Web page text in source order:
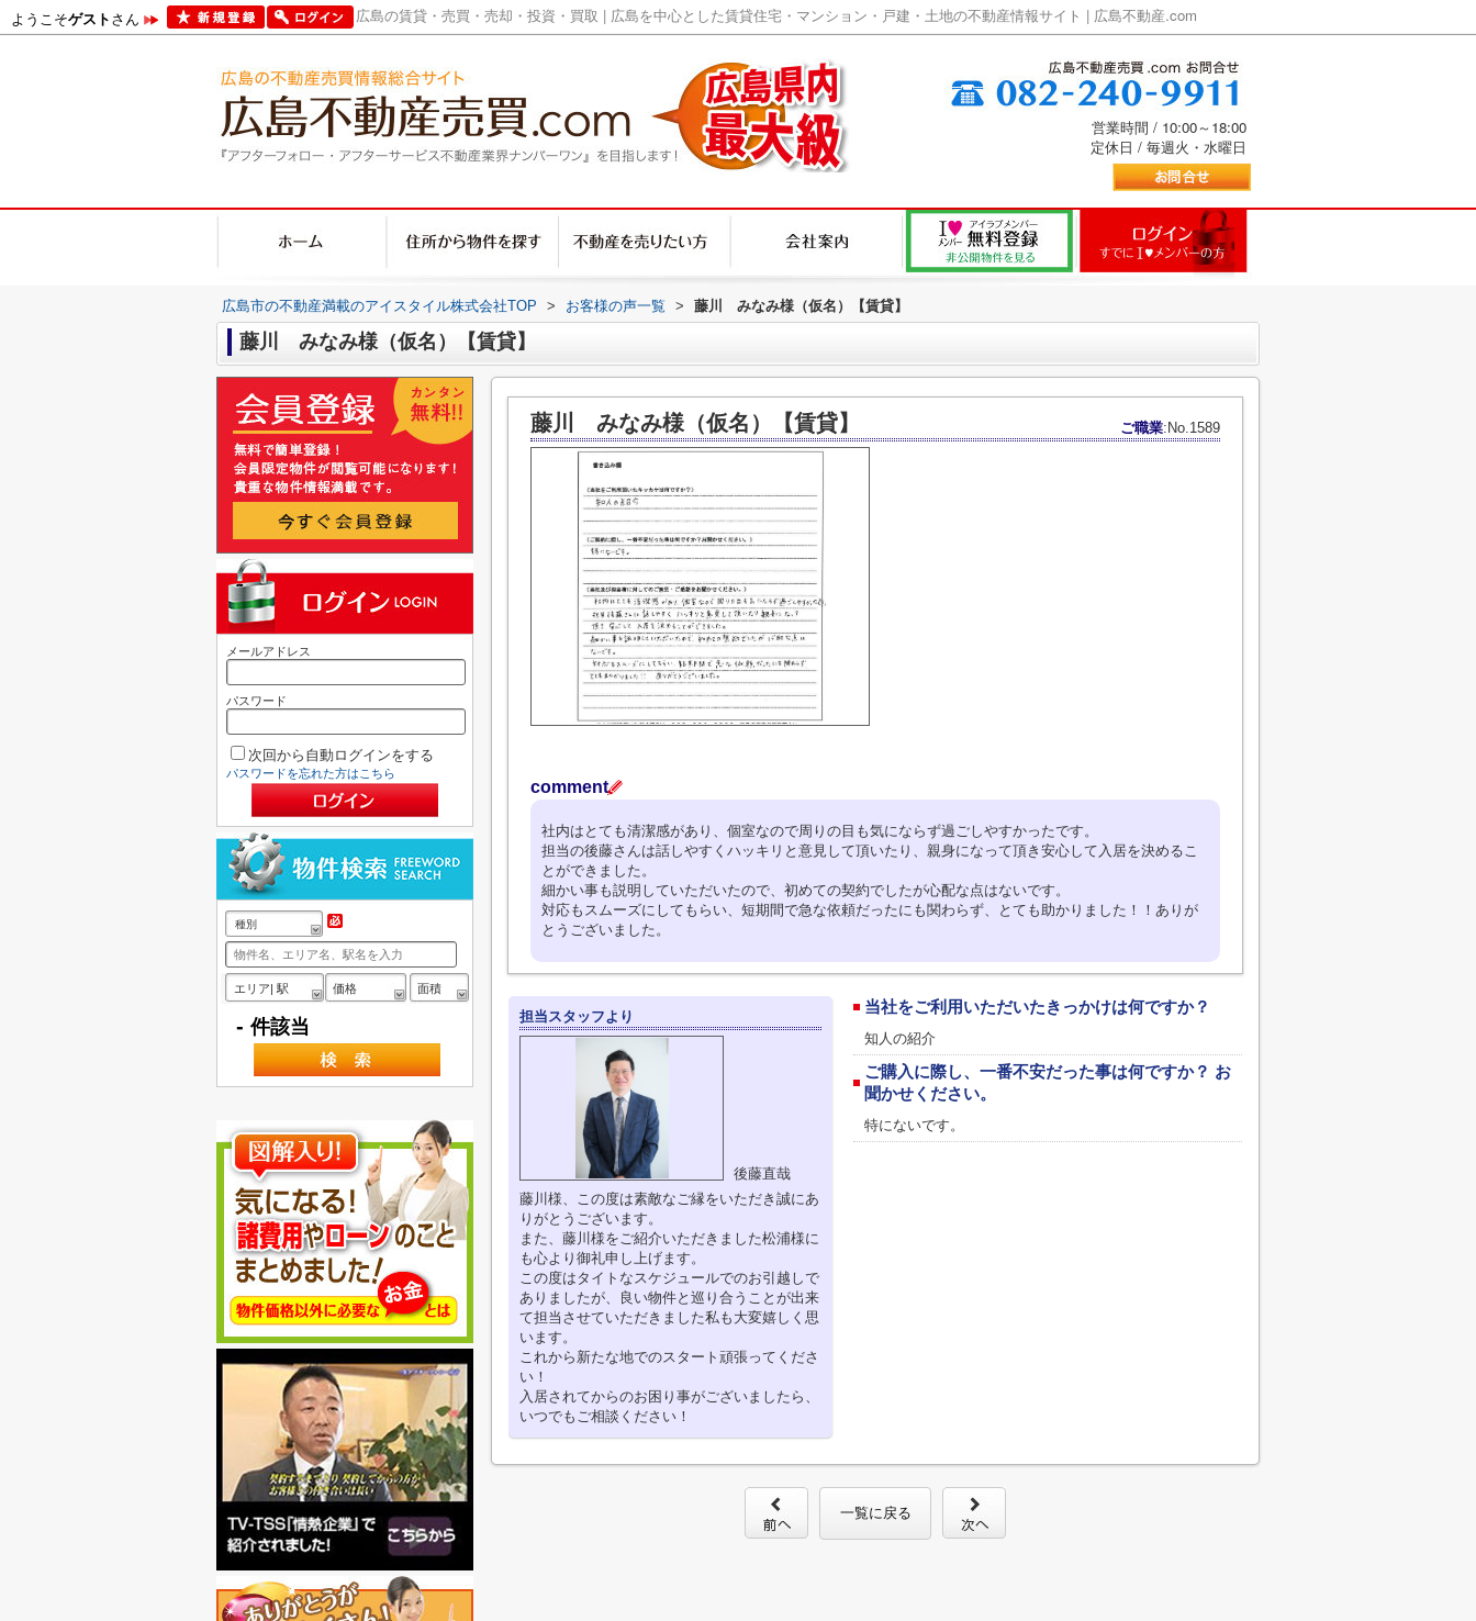
ようこそゲストさん 広島の賃貸・売買・売却・投資・買取 | 広島を中心とした賃貸住宅・マンション・戸建・土地の不動産情報サイト | 広島不動産.com
営業時間 / 10:00～18:00
定休日 / 毎週火・水曜日
広島市の不動産満載のアイスタイル株式会社TOP > お客様の声一覧 > 藤川 みなみ様（仮名）【賃貸】
藤川 みなみ様（仮名）【賃貸】
藤川 みなみ様（仮名）【賃貸】 ご職業:No.1589
comment
社内はとても清潔感があり、個室なので周りの目も気にならず過ごしやすかったです。
担当の後藤さんは話しやすくハッキリと意見して頂いたり、親身になって頂き安心して入居を決めるこ
とができました。
細かい事も説明していただいたので、初めての契約でしたが心配な点はないです。
対応もスムーズにしてもらい、短期間で急な依頼だったにも関わらず、とても助かりました！！ありが
とうございました。
担当スタッフより
後藤直哉
藤川様、この度は素敵なご縁をいただき誠にあ
りがとうございます。
また、藤川様をご紹介いただきました松浦様に
も心より御礼申し上げます。
この度はタイトなスケジュールでのお引越しで
ありましたが、良い物件と巡り合うことが出来
て担当させていただきました私も大変嬉しく思
います。
これから新たな地でのスタート頑張ってくださ
い！
入居されてからのお困り事がございましたら、
いつでもご相談ください！
当社をご利用いただいたきっかけは何ですか？
知人の紹介
ご購入に際し、一番不安だった事は何ですか？ お
聞かせください。
特にないです。
一覧に戻る
メールアドレス
パスワード
次回から自動ログインをする
パスワードを忘れた方はこちら
種別
エリア| 駅 価格 面積
- 件該当